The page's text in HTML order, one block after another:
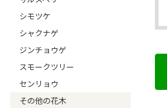
シモツケ
シャクナゲ
ジンチョウゲ
スモークツリー
センリョウ
その他の花木